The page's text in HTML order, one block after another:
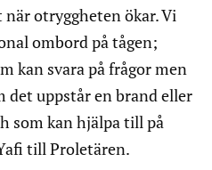
otryggheten ökar. Vi
ombord på tågen;
kan svara på frågor men
det uppstår en brand eller
som kan hjälpa till på
till Proletären.